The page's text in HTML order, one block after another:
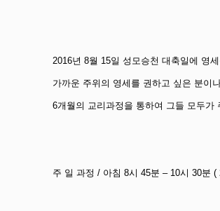
2016년 8월 15일 성모승천 대축일에 영
가까운 주위의 영세를 권하고 싶은 분이
6개월의 교리과정을 통하여 그들 모두
주 일 과정 / 아침 8시 45분 – 10시 30분 (